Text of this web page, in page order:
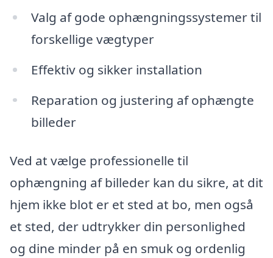
Valg af gode ophængningssystemer til
forskellige vægtyper
Effektiv og sikker installation
Reparation og justering af ophængte
billeder
Ved at vælge professionelle til
ophængning af billeder kan du sikre, at dit
hjem ikke blot er et sted at bo, men også
et sted, der udtrykker din personlighed
og dine minder på en smuk og ordenlig